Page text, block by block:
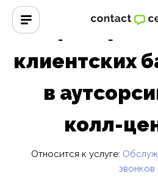
Главная
Критерии
клиентских
в
колл-
Относится к услуге:
звонков